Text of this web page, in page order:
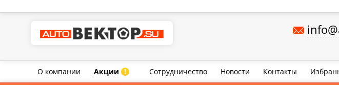
О компании Акции ! Сотрудничество Новости Контакты